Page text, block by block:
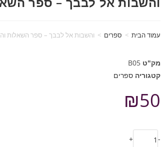
עמוד הבית > ספרים > והשבות אל לבבך – ספר השאלות
מק"ט B05
קטגוריה ספרים
₪50
-
+